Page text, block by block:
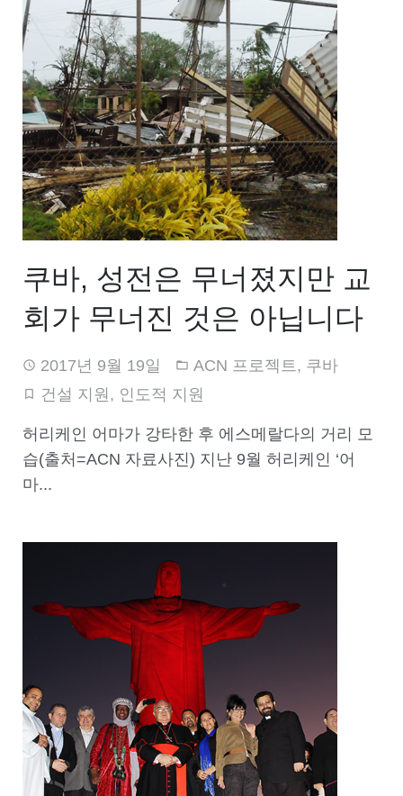
쿠바, 성전은 무너졌지만 교
회가 무너진 것은 아닙니다
2017년 9월 19일 ACN 프로젝트, 쿠바
건설 지원 , 인도적 지원
허리케인 어마가 강타한 후 에스메랄다의 거리 모
습(출처=ACN 자료사진) 지난 9월 허리케인 ‘어
마...